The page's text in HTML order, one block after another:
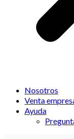
Nosotros
Venta
Ayuda